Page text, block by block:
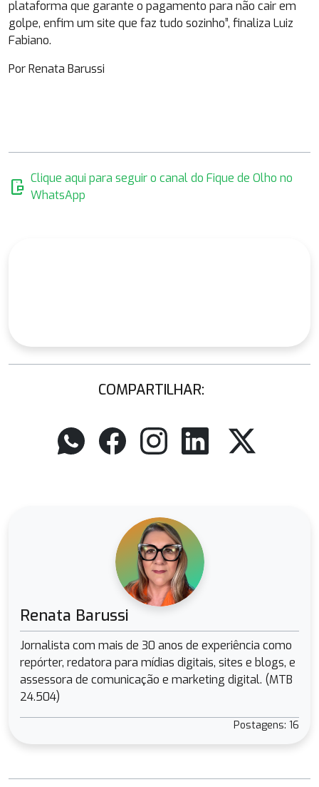
plataforma que garante o pagamento para não cair em
golpe, enfim um site que faz tudo sozinho”, finaliza Luiz
Fabiano.
Por Renata Barussi
mobile_chat Clique aqui para seguir o canal do Fique de Olho no
WhatsApp
COMPARTILHAR:
Renata Barussi
Jornalista com mais de 30 anos de experiência como
repórter, redatora para mídias digitais, sites e blogs, e
assessora de comunicação e marketing digital. (MTB
24.504)
Postagens: 16